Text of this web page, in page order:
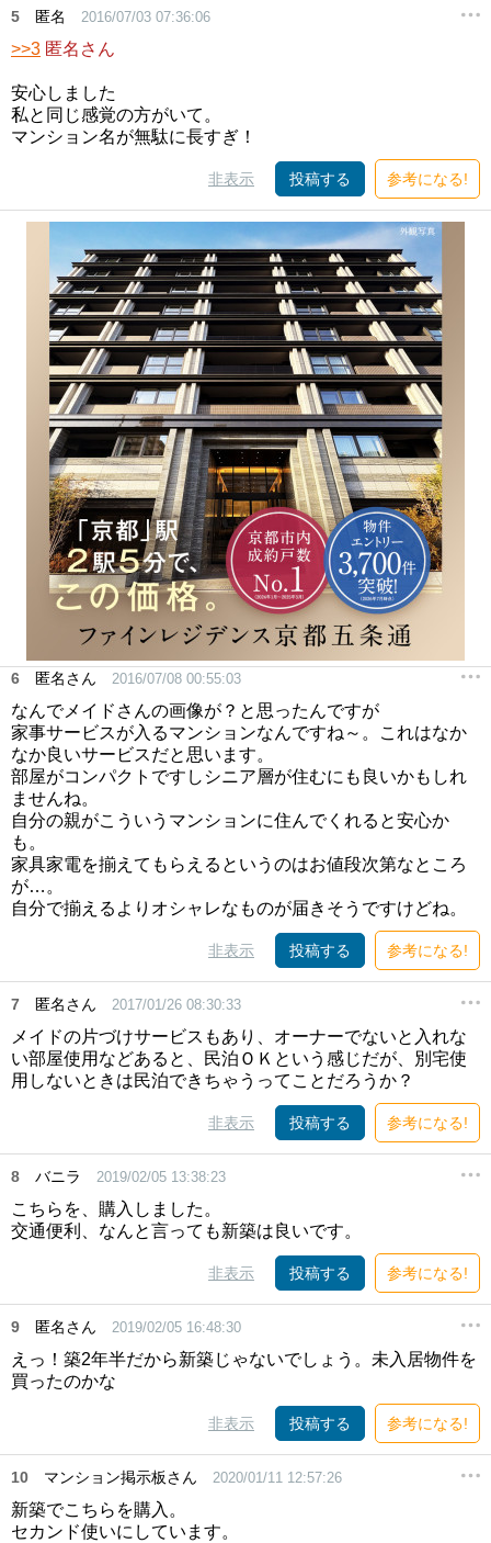
5 匿名 2016/07/03 07:36:06
>>3 匿名さん
安心しました
私と同じ感覚の方がいて。
マンション名が無駄に長すぎ！
非表示 投稿する 参考になる!
6 匿名さん 2016/07/08 00:55:03
なんでメイドさんの画像が？と思ったんですが
家事サービスが入るマンションなんですね～。これはなか
なか良いサービスだと思います。
部屋がコンパクトですしシニア層が住むにも良いかもしれ
ませんね。
自分の親がこういうマンションに住んでくれると安心か
も。
家具家電を揃えてもらえるというのはお値段次第なところ
が…。
自分で揃えるよりオシャレなものが届きそうですけどね。
非表示 投稿する 参考になる!
7 匿名さん 2017/01/26 08:30:33
メイドの片づけサービスもあり、オーナーでないと入れな
い部屋使用などあると、民泊ＯＫという感じだが、別宅使
用しないときは民泊できちゃうってことだろうか？
非表示 投稿する 参考になる!
8 バニラ 2019/02/05 13:38:23
こちらを、購入しました。
交通便利、なんと言っても新築は良いです。
非表示 投稿する 参考になる!
9 匿名さん 2019/02/05 16:48:30
えっ！築2年半だから新築じゃないでしょう。未入居物件を
買ったのかな
非表示 投稿する 参考になる!
10 マンション掲示板さん 2020/01/11 12:57:26
新築でこちらを購入。
セカンド使いにしています。